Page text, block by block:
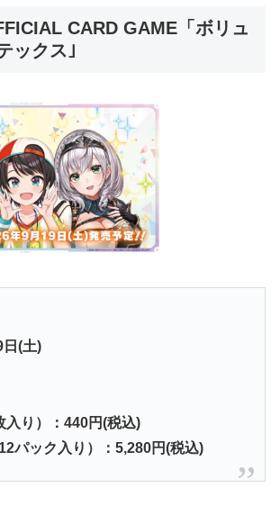
CARD GAME「ボリュ
ックス｣
(土)
入り）：440円(税込)
パック入り）：5,280円(税込)